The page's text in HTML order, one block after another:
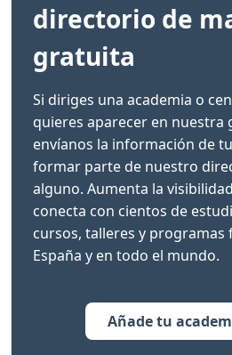
directorio de
gratuita
Si diriges una academia o
quieres aparecer en nuestra
envíanos la información de
formar parte de nuestro
alguno. Aumenta la
conecta con cientos de
cursos, talleres y programas
España y en todo el mundo.
Añade tu